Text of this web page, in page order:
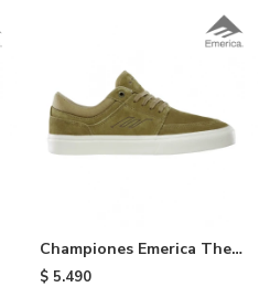
Championes Emerica The
Hoban - Kelp
$ 5.490